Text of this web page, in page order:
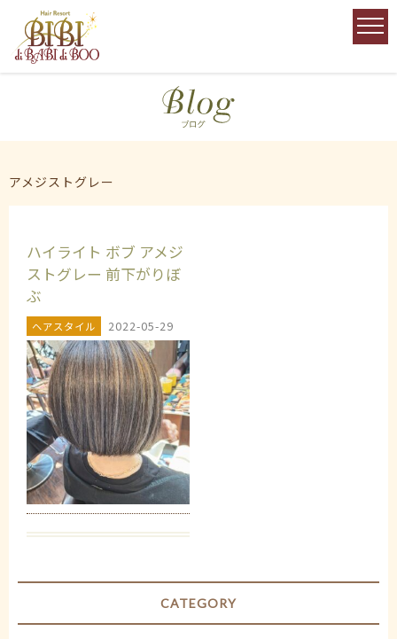
アメジストグレー
ハイライト ボブ アメジ
ストグレー 前下がりぼ
ぶ
ヘアスタイル 2022-05-29
CATEGORY